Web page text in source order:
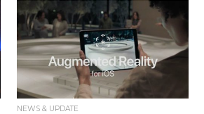
NEWS & UPDATE